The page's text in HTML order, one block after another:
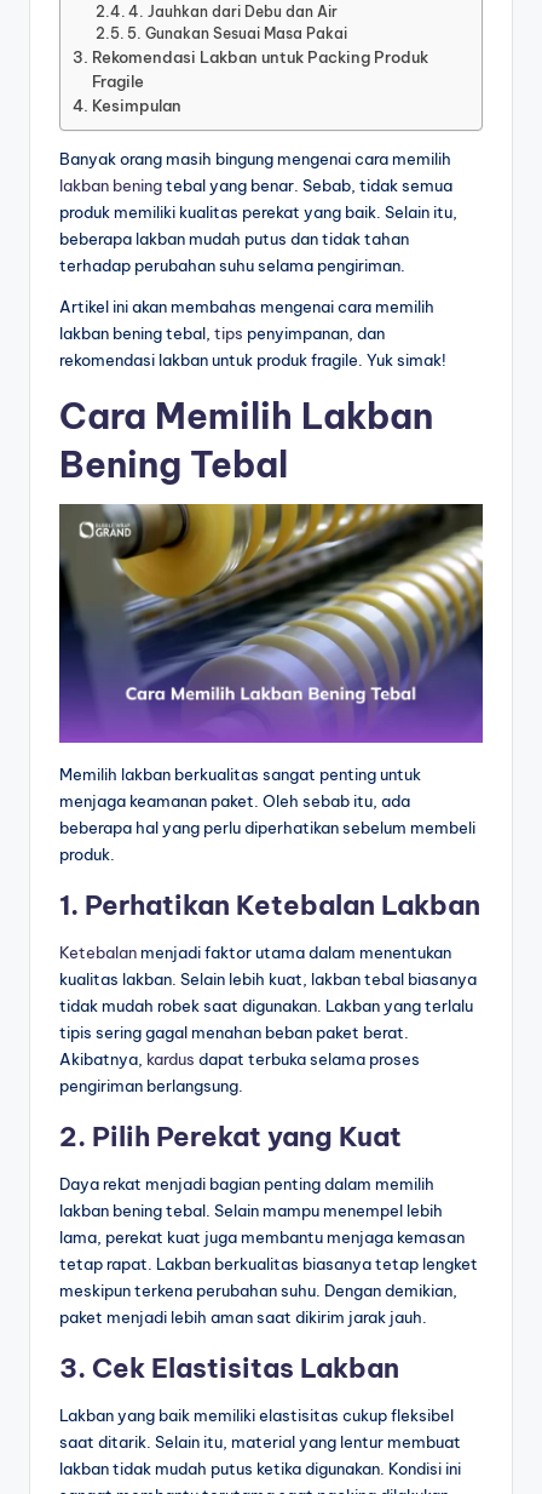
4. Jauhkan dari Debu dan Air
5. Gunakan Sesuai Masa Pakai
Rekomendasi Lakban untuk Packing Produk
Fragile
Kesimpulan
Banyak orang masih bingung mengenai cara memilih
lakban beningtebal yang benar. Sebab, tidak semua
produk memiliki kualitas perekat yang baik. Selain itu,
beberapa lakban mudah putus dan tidak tahan
terhadap perubahan suhu selama pengiriman.
Artikel ini akan membahas mengenai cara memilih
lakban bening tebal, tips penyimpanan, dan
rekomendasi lakban untuk produk fragile. Yuk simak!
Cara Memilih Lakban
Bening Tebal
Memilih lakban berkualitas sangat penting untuk
menjaga keamanan paket. Oleh sebab itu, ada
beberapa hal yang perlu diperhatikan sebelum membeli
produk.
1. Perhatikan Ketebalan Lakban
Ketebalanmenjadi faktor utama dalam menentukan
kualitas lakban. Selain lebih kuat, lakban tebal biasanya
tidak mudah robek saat digunakan. Lakban yang terlalu
tipis sering gagal menahan beban paket berat.
Akibatnya, kardus dapat terbuka selama proses
pengiriman berlangsung.
2. Pilih Perekat yang Kuat
Daya rekat menjadi bagian penting dalam memilih
lakban bening tebal. Selain mampu menempel lebih
lama, perekat kuat juga membantu menjaga kemasan
tetap rapat. Lakban berkualitas biasanya tetap lengket
meskipun terkena perubahan suhu. Dengan demikian,
paket menjadi lebih aman saat dikirim jarak jauh.
3. Cek Elastisitas Lakban
Lakban yang baik memiliki elastisitas cukup fleksibel
saat ditarik. Selain itu, material yang lentur membuat
lakban tidak mudah putus ketika digunakan. Kondisi ini